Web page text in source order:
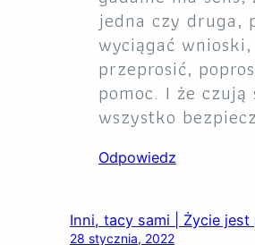
jedna czy druga,
wyciągać
przeprosić,
pomoc. I że czują
wszystko
Odpowiedz
Inni, tacy sami | Życie jest
28 stycznia, 2022